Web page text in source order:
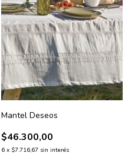
Mantel Deseos
$46.300,00
6 x $7.716,67 sin interés